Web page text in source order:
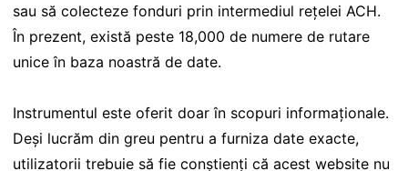
sau să colecteze fonduri prin intermediul rețelei ACH.
În prezent, există peste 18,000 de numere de rutare
unice în baza noastră de date.
Instrumentul este oferit doar în scopuri informaționale.
Deși lucrăm din greu pentru a furniza date exacte,
utilizatorii trebuie să fie conștienți că acest website nu